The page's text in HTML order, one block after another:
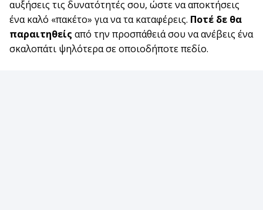
αυξήσεις τις δυνατότητές σου, ώστε να αποκτήσεις
ένα καλό «πακέτο» για να τα καταφέρεις. Ποτέ δε θα
παραιτηθείς από την προσπάθειά σου να ανέβεις ένα
σκαλοπάτι ψηλότερα σε οποιοδήποτε πεδίο.